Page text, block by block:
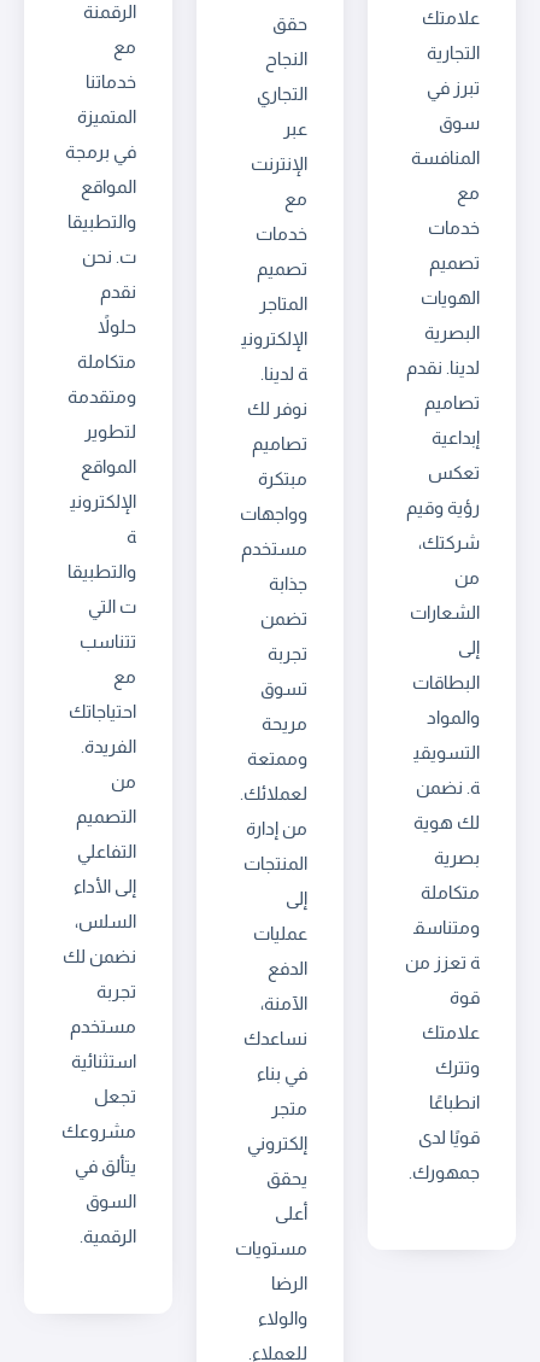
علامتك
التجارية
تبرز في
سوق
المنافسة
مع
خدمات
تصميم
الهويات
البصرية
لدينا. نقدم
تصاميم
إبداعية
تعكس
رؤية وقيم
شركتك،
من
الشعارات
إلى
البطاقات
والمواد
التسويقي
ة. نضمن
لك هوية
بصرية
متكاملة
ومتناسق
ة تعزز من
قوة
علامتك
وتترك
انطباعًا
قويًا لدى
جمهورك.
حقق
النجاح
التجاري
عبر
الإنترنت
مع
خدمات
تصميم
المتاجر
الإلكتروني
ة لدينا.
نوفر لك
تصاميم
مبتكرة
وواجهات
مستخدم
جذابة
تضمن
تجربة
تسوق
مريحة
وممتعة
لعملائك.
من إدارة
المنتجات
إلى
عمليات
الدفع
الآمنة،
نساعدك
في بناء
متجر
إلكتروني
يحقق
أعلى
مستويات
الرضا
والولاء
للعملاء.
الرقمنة
مع
خدماتنا
المتميزة
في برمجة
المواقع
والتطبيقا
ت. نحن
نقدم
حلولاً
متكاملة
ومتقدمة
لتطوير
المواقع
الإلكتروني
ة
والتطبيقا
ت التي
تتناسب
مع
احتياجاتك
الفريدة.
من
التصميم
التفاعلي
إلى الأداء
السلس،
نضمن لك
تجربة
مستخدم
استثنائية
تجعل
مشروعك
يتألق في
السوق
الرقمية.